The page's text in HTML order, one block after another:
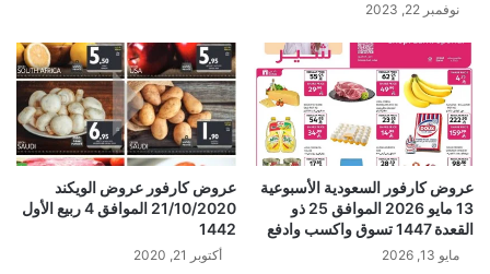
نوفمبر 22, 2023
عروض كارفور السعودية الأسبوعية
13 مايو 2026 الموافق 25 ذو
القعدة 1447 تسوق واكسب وادفع
مايو 13, 2026
عروض كارفور عروض الويكند
21/10/2020 الموافق 4 ربيع الأول
1442
أكتوبر 21, 2020